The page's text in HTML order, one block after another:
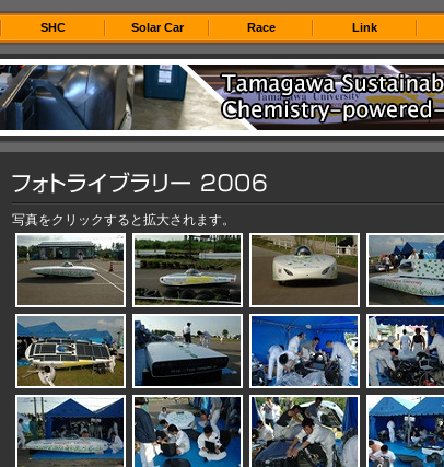
SHC Solar Car Race Link
写真をクリックすると拡大されます。